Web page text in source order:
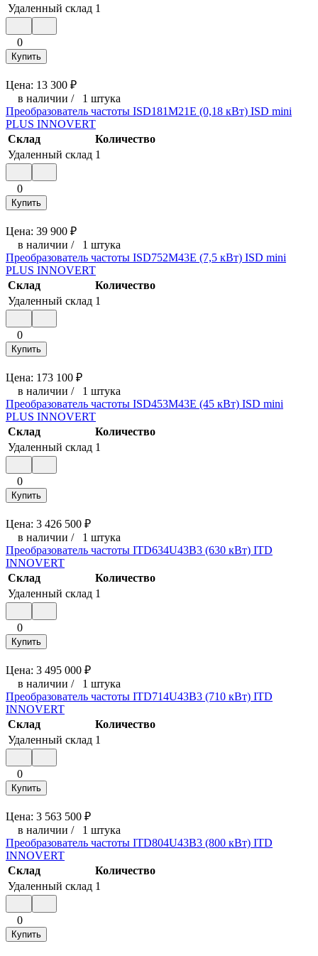
Удаленный склад 1
0
Купить
Цена: 13 300 ₽
в наличии / 1 штука
Преобразователь частоты ISD181M21E (0,18 кВт) ISD mini
PLUS INNOVERT
Склад
Количество
Удаленный склад 1
0
Купить
Цена: 39 900 ₽
в наличии / 1 штука
Преобразователь частоты ISD752M43E (7,5 кВт) ISD mini
PLUS INNOVERT
Склад
Количество
Удаленный склад 1
0
Купить
Цена: 173 100 ₽
в наличии / 1 штука
Преобразователь частоты ISD453M43E (45 кВт) ISD mini
PLUS INNOVERT
Склад
Количество
Удаленный склад 1
0
Купить
Цена: 3 426 500 ₽
в наличии / 1 штука
Преобразователь частоты ITD634U43B3 (630 кВт) ITD
INNOVERT
Склад
Количество
Удаленный склад 1
0
Купить
Цена: 3 495 000 ₽
в наличии / 1 штука
Преобразователь частоты ITD714U43B3 (710 кВт) ITD
INNOVERT
Склад
Количество
Удаленный склад 1
0
Купить
Цена: 3 563 500 ₽
в наличии / 1 штука
Преобразователь частоты ITD804U43B3 (800 кВт) ITD
INNOVERT
Склад
Количество
Удаленный склад 1
0
Купить